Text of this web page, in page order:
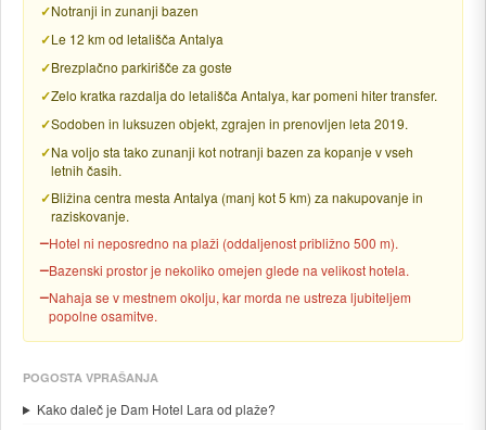
Notranji in zunanji bazen
Le 12 km od letališča Antalya
Brezplačno parkirišče za goste
Zelo kratka razdalja do letališča Antalya, kar pomeni hiter transfer.
Sodoben in luksuzen objekt, zgrajen in prenovljen leta 2019.
Na voljo sta tako zunanji kot notranji bazen za kopanje v vseh
letnih časih.
Bližina centra mesta Antalya (manj kot 5 km) za nakupovanje in
raziskovanje.
Hotel ni neposredno na plaži (oddaljenost približno 500 m).
Bazenski prostor je nekoliko omejen glede na velikost hotela.
Nahaja se v mestnem okolju, kar morda ne ustreza ljubiteljem
popolne osamitve.
POGOSTA VPRAŠANJA
Kako daleč je Dam Hotel Lara od plaže?